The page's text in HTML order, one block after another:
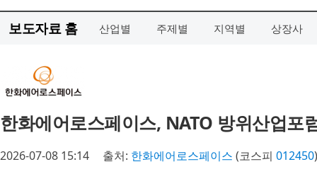
보도자료 홈 산업별 주제별 지역별 상장사
한화에어로스페이스, NATO 방위산업포
2026-07-08 15:14 출처: 한화에어로스페이스 (코스피 012450)